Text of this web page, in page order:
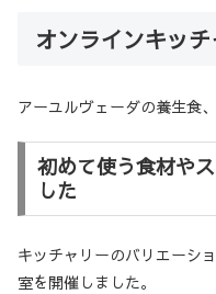
オンラインキッ
アーユルヴェーダの養生食
初めて使う食材や
した
キッチャリーのバリエーシ
室を開催しました。